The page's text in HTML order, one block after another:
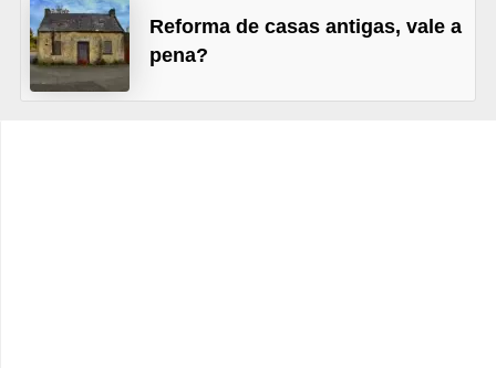
Reforma de casas antigas, vale a
pena?
r
D
e